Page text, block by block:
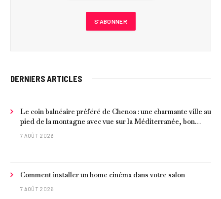
DERNIERS ARTICLES
Le coin balnéaire préféré de Chenoa : une charmante ville au
pied de la montagne avec vue sur la Méditerranée, bon
poisson et criques isolées
7 AOÛT 2026
Comment installer un home cinéma dans votre salon
7 AOÛT 2026